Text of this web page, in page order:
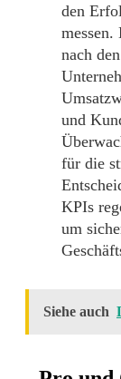
den
nach
und
für die
KPIs
um
Siehe auch